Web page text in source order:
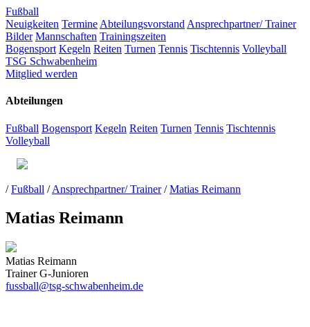
Fußball
Neuigkeiten Termine Abteilungsvorstand Ansprechpartner/ Trainer
Bilder Mannschaften Trainingszeiten
Bogensport Kegeln Reiten Turnen Tennis Tischtennis Volleyball
TSG Schwabenheim
Mitglied werden
Abteilungen
Fußball Bogensport Kegeln Reiten Turnen Tennis Tischtennis
Volleyball
/ Fußball / Ansprechpartner/ Trainer / Matias Reimann
Matias Reimann
Matias Reimann
Trainer G-Junioren
fussball@tsg-schwabenheim.de